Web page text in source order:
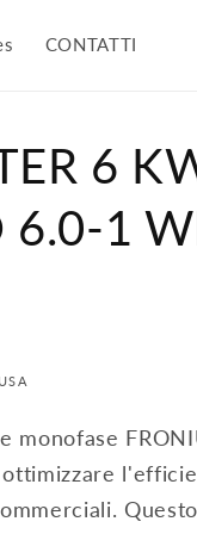
CONTATTI
6
6.0-1
monofase